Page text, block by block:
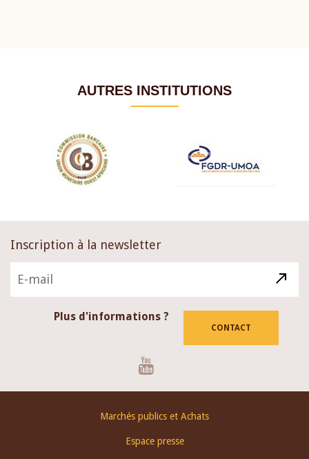
AUTRES INSTITUTIONS
Inscription à la newsletter
Plus d'informations ?
CONTACT
Marchés publics et Achats
Espace presse